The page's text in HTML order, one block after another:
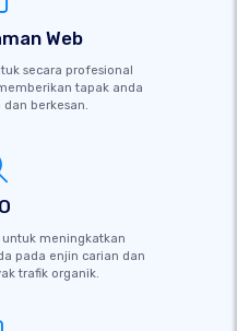
Web
secara profesional
tapak anda
berkesan.
meningkatkan
pada enjin carian dan
trafik organik.